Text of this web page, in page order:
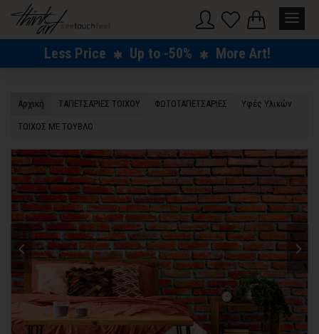
Less Price Up to -50% More Art!
Αρχική TΑΠΕΤΣΑΡΙΕΣ ΤΟΙΧΟΥ ΦΩΤΟΤΑΠΕΤΣΑΡΙΕΣ Υφές Υλικών
ΤΟΙΧΟΣ ΜΕ ΤΟΥΒΛΟ